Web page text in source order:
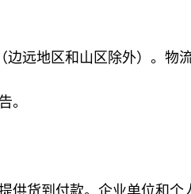
远地区和山区除外）。物
。
货到付款。企业单位和个